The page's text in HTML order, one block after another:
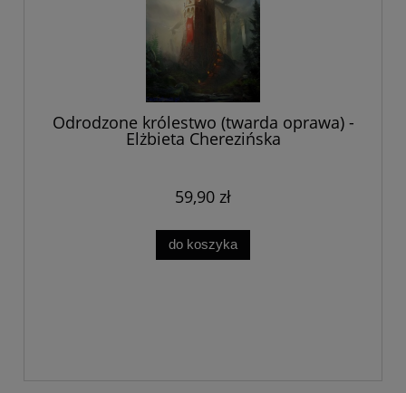
Odrodzone królestwo (twarda oprawa) -
Elżbieta Cherezińska
59,90 zł
do koszyka